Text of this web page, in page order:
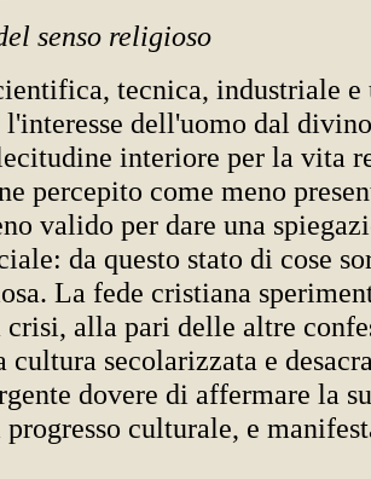
senso religioso
tecnica, industriale e
l'interesse dell'uomo dal
interiore per la vita
percepito come meno
valido per dare una
da questo stato di cose
La fede cristiana
crisi, alla pari delle altre
cultura secolarizzata e
dovere di affermare la
culturale, e